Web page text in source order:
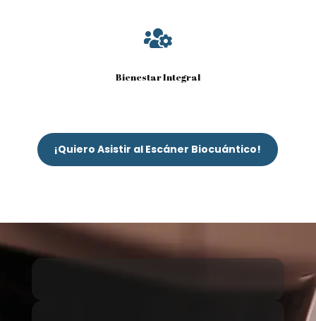

Bienestar Integral
¡Quiero Asistir al Escáner Biocuántico!